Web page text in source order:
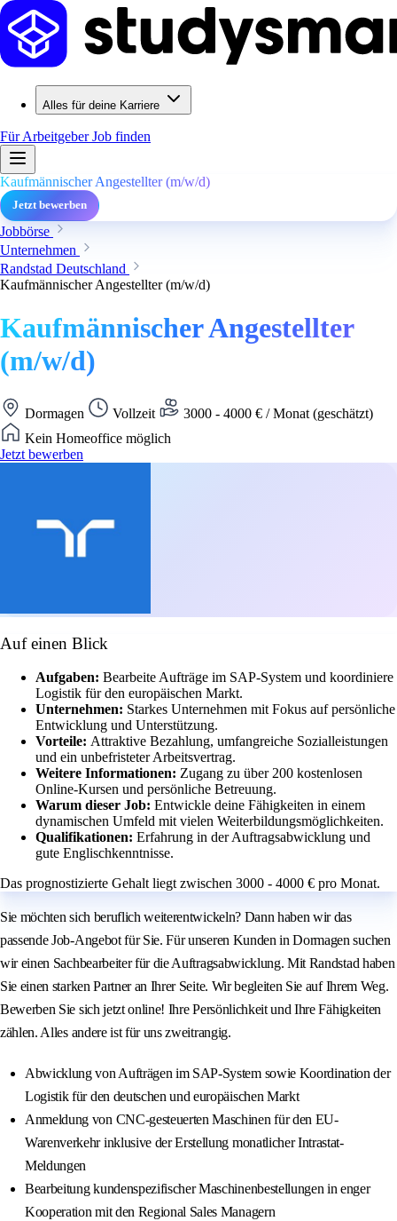
Alles für deine Karriere
Für ArbeitgeberJob finden
Kaufmännischer Angestellter (m/w/d)
Jetzt bewerben
Jobbörse
Unternehmen
Randstad Deutschland
Kaufmännischer Angestellter (m/w/d)
Kaufmännischer Angestellter
(m/w/d)
Dormagen Vollzeit
3000 - 4000 € / Monat (geschätzt)
Kein Homeoffice möglich
Jetzt bewerben
Auf einen Blick
Aufgaben: Bearbeite Aufträge im SAP-System und koordiniere
Logistik für den europäischen Markt.
Unternehmen: Starkes Unternehmen mit Fokus auf persönliche
Entwicklung und Unterstützung.
Vorteile: Attraktive Bezahlung, umfangreiche Sozialleistungen
und ein unbefristeter Arbeitsvertrag.
Weitere Informationen: Zugang zu über 200 kostenlosen
Online-Kursen und persönliche Betreuung.
Warum dieser Job: Entwickle deine Fähigkeiten in einem
dynamischen Umfeld mit vielen Weiterbildungsmöglichkeiten.
Qualifikationen: Erfahrung in der Auftragsabwicklung und
gute Englischkenntnisse.
Das prognostizierte Gehalt liegt zwischen 3000 - 4000 € pro Monat.
Sie möchten sich beruflich weiterentwickeln? Dann haben wir das
passende Job-Angebot für Sie. Für unseren Kunden in Dormagen suchen
wir einen Sachbearbeiter für die Auftragsabwicklung. Mit Randstad haben
Sie einen starken Partner an Ihrer Seite. Wir begleiten Sie auf Ihrem Weg.
Bewerben Sie sich jetzt online! Ihre Persönlichkeit und Ihre Fähigkeiten
zählen. Alles andere ist für uns zweitrangig.
Abwicklung von Aufträgen im SAP-System sowie Koordination der
Logistik für den deutschen und europäischen Markt
Anmeldung von CNC-gesteuerten Maschinen für den EU-
Warenverkehr inklusive der Erstellung monatlicher Intrastat-
Meldungen
Bearbeitung kundenspezifischer Maschinenbestellungen in enger
Kooperation mit den Regional Sales Managern